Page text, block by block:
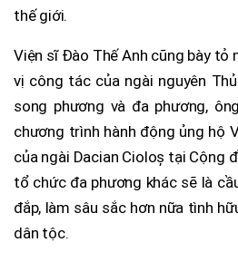
thế giới.
Viện sĩ Đào Thế Anh cũng bày tỏ
vị công tác của ngài nguyên
song phương và đa phương,
chương trình hành động ủng hộ
của ngài Dacian Cioloș tại Cộng
tổ chức đa phương khác sẽ là
đắp, làm sâu sắc hơn nữa tình
dân tộc.